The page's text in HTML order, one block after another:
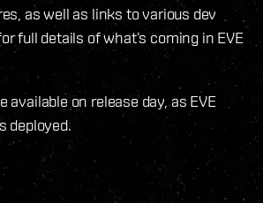
as well as links to various dev
full details of what’s coming in EVE
available on release day, as EVE
deployed.